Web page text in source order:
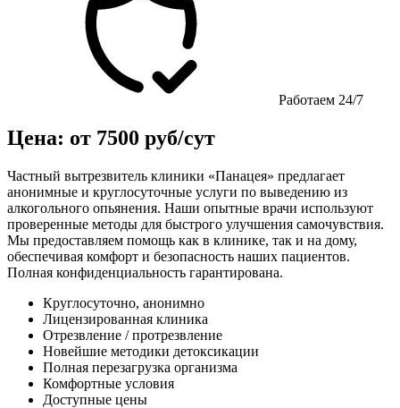
Работаем 24/7
Цена: от 7500 руб/сут
Частный вытрезвитель клиники «Панацея» предлагает
анонимные и круглосуточные услуги по выведению из
алкогольного опьянения. Наши опытные врачи используют
проверенные методы для быстрого улучшения самочувствия.
Мы предоставляем помощь как в клинике, так и на дому,
обеспечивая комфорт и безопасность наших пациентов.
Полная конфиденциальность гарантирована.
Круглосуточно, анонимно
Лицензированная клиника
Отрезвление / протрезвление
Новейшие методики детоксикации
Полная перезагрузка организма
Комфортные условия
Доступные цены